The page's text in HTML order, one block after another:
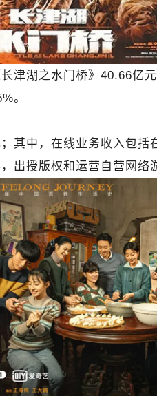
津湖之水门桥》40.66亿
。
其中，在线业务收入包
出授版权和运营自营网络